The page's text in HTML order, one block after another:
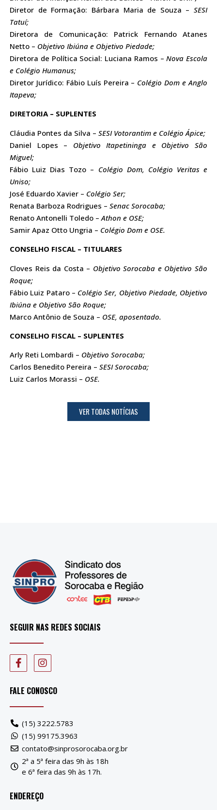
Diretor de Formação: Bárbara Maria de Souza – SESI
Tatuí;
Diretora de Comunicação: Patrick Fernando Atanes
Netto – Objetivo Ibiúna e Objetivo Piedade;
Diretora de Política Social: Luciana Ramos –Nova Escola
e Colégio Humanus;
Diretor Jurídico: Fábio Luís Pereira – Colégio Dom e Anglo
Itapeva;
DIRETORIA – SUPLENTES
Cláudia Pontes da Silva – SESI Votorantim e Colégio Ápice;
Daniel Lopes – Objetivo Itapetininga e Objetivo São
Miguel;
Fábio Luiz Dias Tozo – Colégio Dom, Colégio Veritas e
Uniso;
José Eduardo Xavier – Colégio Ser;
Renata Barboza Rodrigues – Senac Sorocaba;
Renato Antonelli Toledo – Athon e OSE;
Samir Apaz Otto Ungria – Colégio Dom e OSE.
CONSELHO FISCAL – TITULARES
Cloves Reis da Costa – Objetivo Sorocaba e Objetivo São
Roque;
Fábio Luiz Pataro – Colégio Ser, Objetivo Piedade, Objetivo
Ibiúna e Objetivo São Roque;
Marco Antônio de Souza – OSE, aposentado.
CONSELHO FISCAL – SUPLENTES
Arly Reti Lombardi – Objetivo Sorocaba;
Carlos Benedito Pereira – SESI Sorocaba;
Luiz Carlos Morassi – OSE.
VER TODAS NOTÍCIAS
SEGUIR NAS REDES SOCIAIS
FALE CONOSCO
(15) 3222.5783
(15) 99175.3963
contato@sinprosorocaba.org.br
2ª a 5ª feira das 9h às 18h
e 6ª feira das 9h às 17h.
ENDEREÇO